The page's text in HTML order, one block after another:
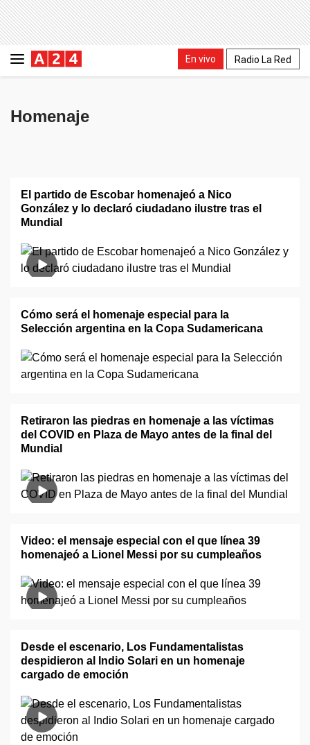
En vivo Radio La Red
Homenaje
El partido de Escobar homenajeó a Nico
González y lo declaró ciudadano ilustre tras el
Mundial
Cómo será el homenaje especial para la
Selección argentina en la Copa Sudamericana
Retiraron las piedras en homenaje a las víctimas
del COVID en Plaza de Mayo antes de la final del
Mundial
Video: el mensaje especial con el que línea 39
homenajeó a Lionel Messi por su cumpleaños
Desde el escenario, Los Fundamentalistas
despidieron al Indio Solari en un homenaje
cargado de emoción